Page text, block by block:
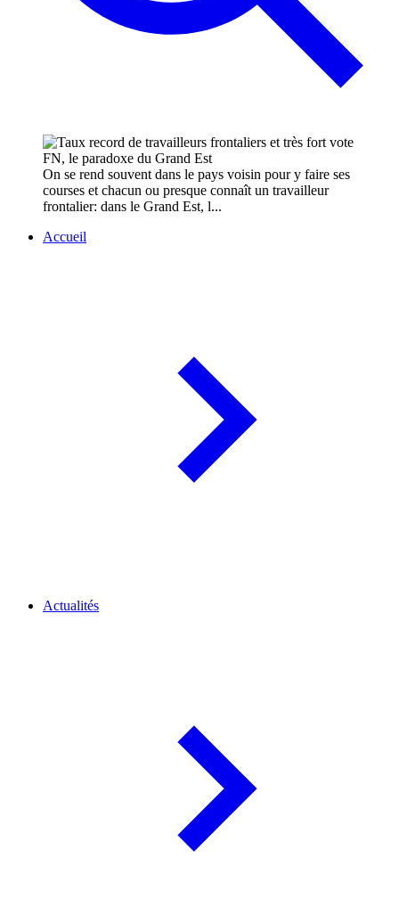
On se rend souvent dans le pays voisin pour y faire ses
courses et chacun ou presque connaît un travailleur
frontalier: dans le Grand Est, l...
Accueil
Actualités